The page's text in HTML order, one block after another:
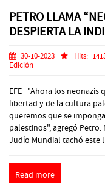
PETRO LLAMA
DESPIERTA LA
30-10-2023 Hits:
Edición
EFE "Ahora los neonazis
libertad y de la cultura
queremos que se
palestinos", agregó Petro.
Judío Mundial tachó este
Read more